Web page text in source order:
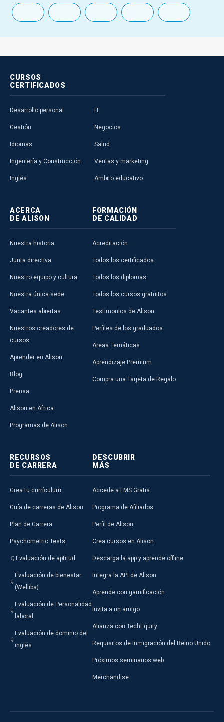
CURSOS
CERTIFICADOS
Desarrollo personal
Gestión
Idiomas
Ingeniería y Construcción
Inglés
IT
Negocios
Salud
Ventas y marketing
Ámbito educativo
ACERCA
DE ALISON
Nuestra historia
Junta directiva
Nuestro equipo y cultura
Nuestra única sede
Vacantes abiertas
Nuestros creadores de
cursos
Aprender en Alison
Blog
Prensa
Alison en África
Programas de Alison
FORMACIÓN
DE CALIDAD
Acreditación
Todos los certificados
Todos los diplomas
Todos los cursos gratuitos
Testimonios de Alison
Perfiles de los graduados
Áreas Temáticas
Aprendizaje Premium
Compra una Tarjeta de Regalo
RECURSOS
DE CARRERA
Crea tu currículum
Guía de carreras de Alison
Plan de Carrera
Psychometric Tests
Evaluación de aptitud
Evaluación de bienestar
(Welliba)
Evaluación de Personalidad
laboral
Evaluación de dominio del
inglés
DESCUBRIR
MÁS
Accede a LMS Gratis
Programa de Afiliados
Perfil de Alison
Crea cursos en Alison
Descarga la app y aprende offline
Integra la API de Alison
Aprende con gamificación
Invita a un amigo
Alianza con TechEquity
Requisitos de Inmigración del Reino Unido
Próximos seminarios web
Merchandise